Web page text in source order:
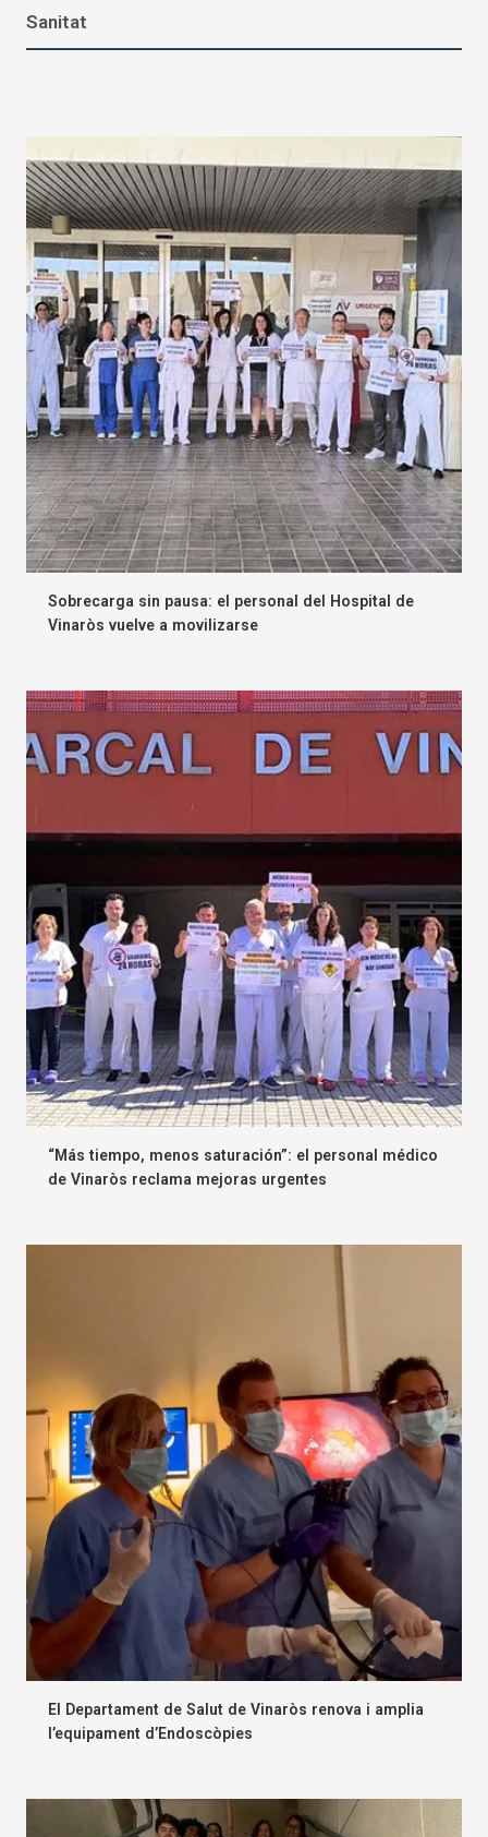
Sanitat
Sobrecarga sin pausa: el personal del Hospital de
Vinaròs vuelve a movilizarse
“Más tiempo, menos saturación”: el personal médico
de Vinaròs reclama mejoras urgentes
El Departament de Salut de Vinaròs renova i amplia
l’equipament d’Endoscòpies